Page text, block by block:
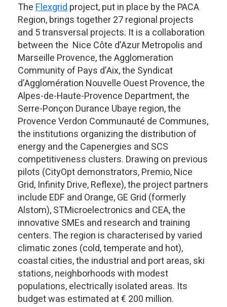
TheFlexgridproject, put in place by the PACA
Region, brings together 27 regional projects
and 5 transversal projects. It is a collaboration
between the Nice Côte d’Azur Metropolis and
Marseille Provence, the Agglomeration
Community of Pays d’Aix, the Syndicat
d’Agglomération Nouvelle Ouest Provence, the
Alpes-de-Haute-Provence Department, the
Serre-Ponçon Durance Ubaye region, the
Provence Verdon Communauté de Communes,
the institutions organizing the distribution of
energy and the Capenergies and SCS
competitiveness clusters. Drawing on previous
pilots (CityOpt demonstrators, Premio, Nice
Grid, Infinity Drive, Reflexe), the project partners
include EDF and Orange, GE Grid (formerly
Alstom), STMicroelectronics and CEA, the
innovative SMEs and research and training
centers. The region is characterised by varied
climatic zones (cold, temperate and hot),
coastal cities, the industrial and port areas, ski
stations, neighborhoods with modest
populations, electrically isolated areas. Its
budget was estimated at € 200 million.